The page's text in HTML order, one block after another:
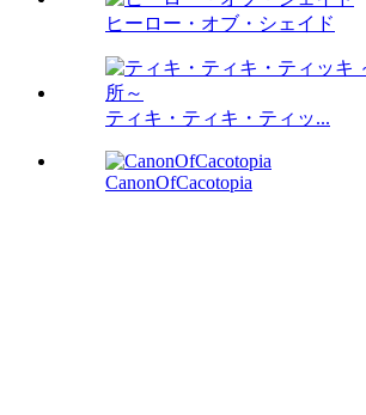
ヒーロー・オブ・シェイド
ティキ・ティキ・ティッ...
CanonOfCacotopia